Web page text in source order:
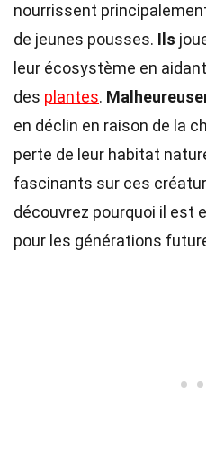
nourrissent
de jeunes pousses. Ils
leur écosystème en
des plantes.
en déclin en raison de la
perte de leur habitat
fascinants sur ces
découvrez pourquoi il est
pour les générations